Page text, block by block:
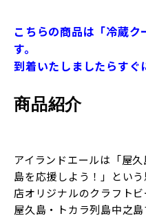
こちらの商品は「冷蔵
す。
到着いたしましたらすぐ
商品紹介
アイランドエールは「屋
島を応援しよう！」とい
店オリジナルのクラフトビ
屋久島・トカラ列島中之